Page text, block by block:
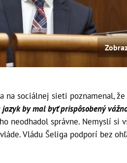
na sociálnej sieti poznamenal,
by mal byť prispôsobený
neodhadol správne. Nemyslí si
Vládu Šeliga podporí bez